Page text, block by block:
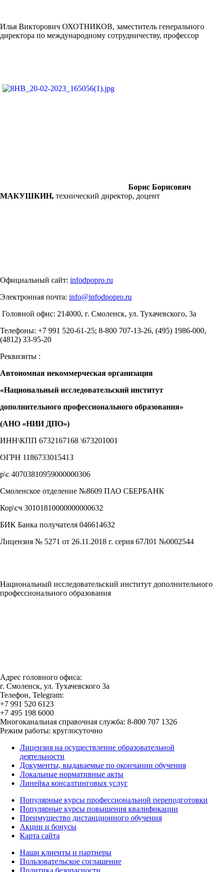
Илья Викторович ОХОТНИКОВ, заместитель генерального
директора по международному сотрудничеству, профессор
Борис Борисович
МАКУШКИН, технический директор, доцент
Официальный сайт: infodpopro.ru
Электронная почта: info@infodpopro.ru
Головной офис: 214000, г. Смоленск, ул. Тухачевского, 3а
Телефоны: +7 991 520-61-25; 8-800 707-13-26, (495) 1986-000,
(4812) 33-95-20
Реквизиты :
Автономная некоммерческая организация
«Национальный исследовательский институт
дополнительного профессионального образования»
(АНО «НИИ ДПО»)
ИНН\КПП 6732167168 \673201001
ОГРН 1186733015413
р\с 40703810959000000306
Смоленское отделение №8609 ПАО СБЕРБАНК
Кор\сч 30101810000000000632
БИК Банка получателя 046614632
Лицензия № 5271 от 26.11.2018 г. серия 67Л01 №0002544
Национальный исследовательский институт дополнительного
профессионального образования
Адрес головного офиса:
г. Смоленск, ул. Тухачевского 3а
Телефон, Telegram:
+7 991 520 6123
+7 495 198 6000
Многоканальная справочная служба: 8-800 707 1326
Режим работы: круглосуточно
Лицензия на осуществление образовательной
деятельности
Документы, выдаваемые по окончании обучения
Локальные нормативные акты
Линейка консалтинговых услуг
Популярные курсы профессиональной переподготовки
Популярные курсы повышения квалификации
Преимущество дистанционного обучения
Акции и бонусы
Карта сайта
Наши клиенты и партнеры
Пользовательское соглашение
Политика безопасности